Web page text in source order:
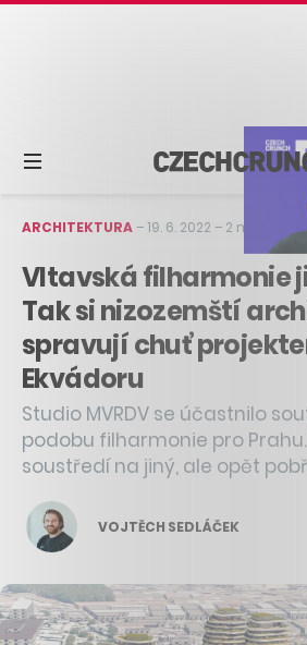
ARCHITEKTURA–19. 6. 2022 – 2 min čtení
Vltavská filharmonie
Tak si nizozemští
spravují chuť
Ekvádoru
Studio MVRDV se účastnilo
podobu filharmonie pro
soustředí na jiný, ale opět
VOJTĚCH SEDLÁČEK